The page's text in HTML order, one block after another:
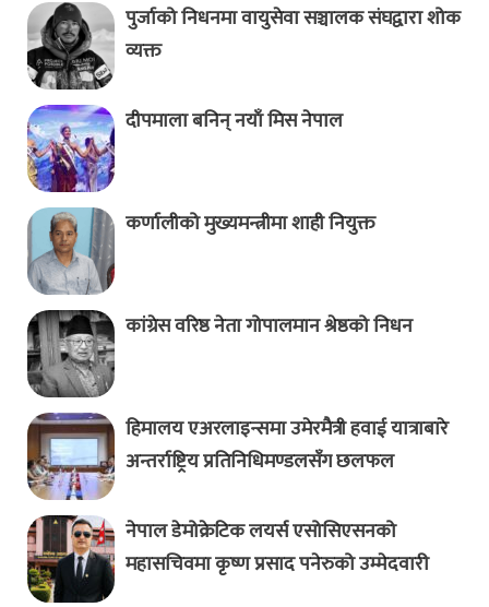
पुर्जाको निधनमा वायुसेवा सञ्चालक संघद्वारा शोक
व्यक्त
दीपमाला बनिन् नयाँ मिस नेपाल
कर्णालीको मुख्यमन्त्रीमा शाही नियुक्त
कांग्रेस वरिष्ठ नेता गोपालमान श्रेष्ठको निधन
हिमालय एअरलाइन्समा उमेरमैत्री हवाई यात्राबारे
अन्तर्राष्ट्रिय प्रतिनिधिमण्डलसँग छलफल
नेपाल डेमोक्रेटिक लयर्स एसोसिएसनको
महासचिवमा कृष्ण प्रसाद पनेरुको उम्मेदवारी